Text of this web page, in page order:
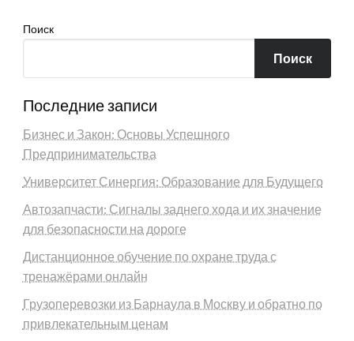
Поиск
Поиск
Последние записи
Бизнес и Закон: Основы Успешного
Предпринимательства
Университет Синергия: Образование для Будущего
Автозапчасти: Сигналы заднего хода и их значение
для безопасности на дороге
Дистанционное обучение по охране труда с
тренажёрами онлайн
Грузоперевозки из Барнаула в Москву и обратно по
привлекательным ценам